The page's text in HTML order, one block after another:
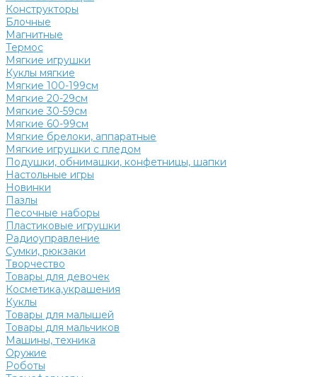
Конструкторы
Блочные
Магнитные
Термос
Мягкие игрушки
Куклы мягкие
Мягкие 100-199см
Мягкие 20-29см
Мягкие 30-59см
Мягкие 60-99см
Мягкие брелоки, аппаратные
Мягкие игрушки с пледом
Подушки, обнимашки, конфетницы, шапки
Настольные игры
Новинки
Пазлы
Песочные наборы
Пластиковые игрушки
Радиоуправление
Сумки, рюкзаки
Творчество
Товары для девочек
Косметика,украшения
Куклы
Товары для малышей
Товары для мальчиков
Машины, техника
Оружие
Роботы